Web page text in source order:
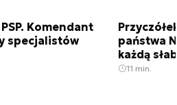
Komendant
specjalistów
państwa
każdą
11 min.